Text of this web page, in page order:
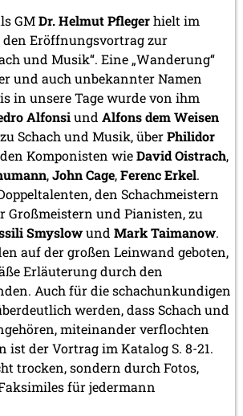
GMDr. Helmut Pflegerhielt im
Eröffnungsvortrag zur
und Musik“. Eine „Wanderung“
und auch unbekannter Namen
in unsere Tage wurde von ihm
Alfonsiund Alfons dem Weisen
Schach und Musik, überPhilidor
Komponisten wieDavid Oistrach,
,John Cage,Ferenc Erkel.
den Schachmeistern
Großmeistern und Pianisten, zu
Smyslowund Mark Taimanow.
auf der großen Leinwand geboten,
Erläuterung durch den
Auch für die schachunkundigen
werden, dass Schach und
miteinander verflochten
ist der Vortrag im Katalog S. 8-21.
trocken, sondern durch Fotos,
für jedermann